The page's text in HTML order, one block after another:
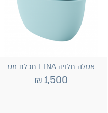
אסלה תלויה ETNA תכלת מט
1,500
₪